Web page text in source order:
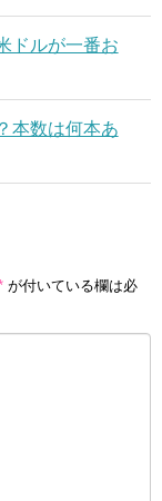
ドルが一番お
本数は何本あ
が付いている欄は必